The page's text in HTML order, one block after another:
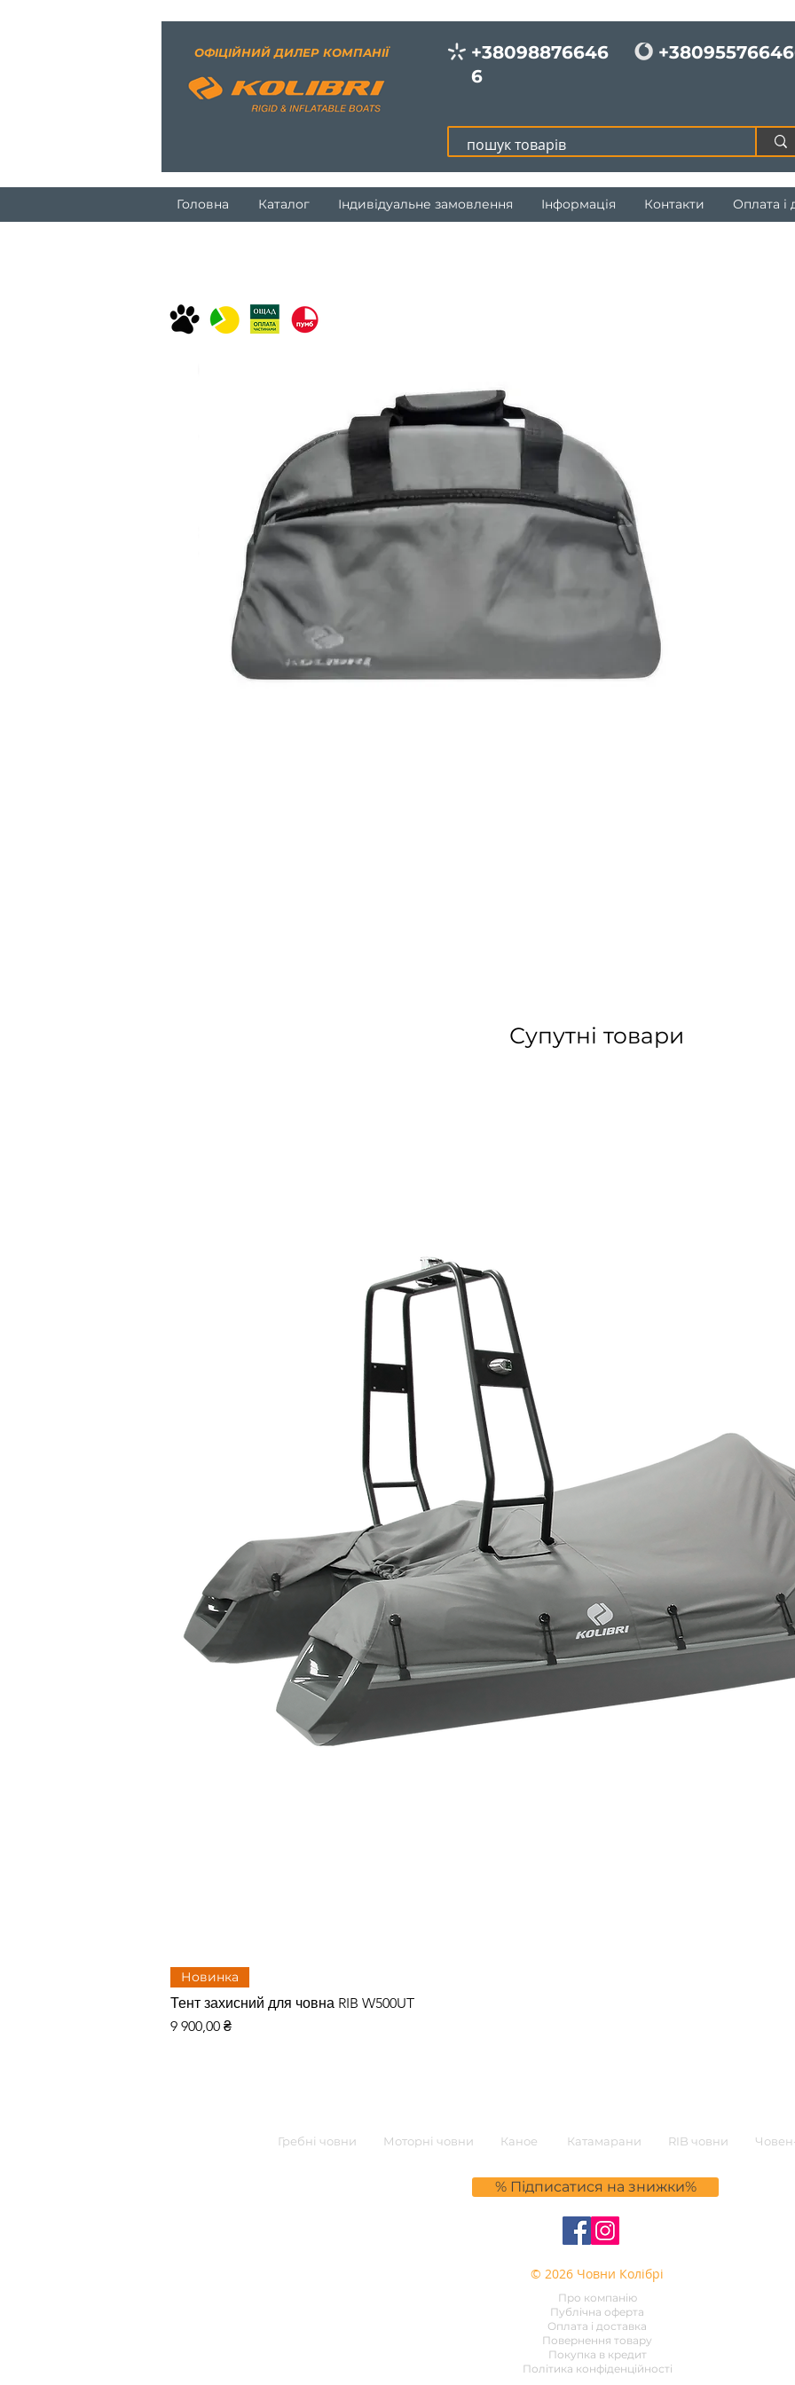
+38098876646
6
ОФІЦІЙНИЙ ДИЛЕР КОМПАНІЇ
Головна Каталог Індивідуальне замовлення Інформація Контакти Оплата і
Супутні товари
Новинка
Тент захисний для човна RIB W500UT
Ціна
9 900,00 ₴
Гребні човни Моторні човни Каное Катамарани RIB човни
% Підписатися на знижки%
© 2026 Човни Колібрі
Про компанію
Публічна оферта
Оплата і доставка
Повернення товару
Покупка в кредит
Політика конфіденційності